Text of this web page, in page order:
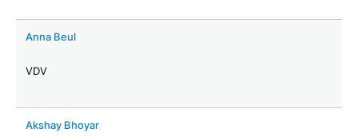
Anna Beul
VDV
Akshay Bhoyar